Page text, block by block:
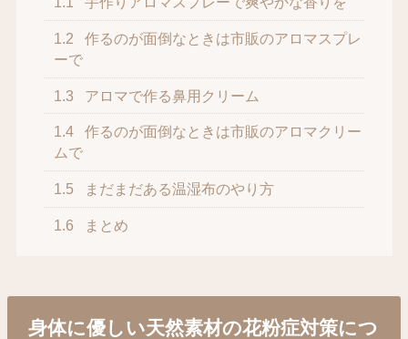
1.2
作るのが面倒なときは市販のアロマスプレ
ーで
1.3 アロマで作る鼻用クリーム
1.4
作るのが面倒なときは市販のアロマクリー
ムで
1.5 まだまだある温湿布のやり方
1.6 まとめ
身体に優しい天然素材の花粉症対策につ